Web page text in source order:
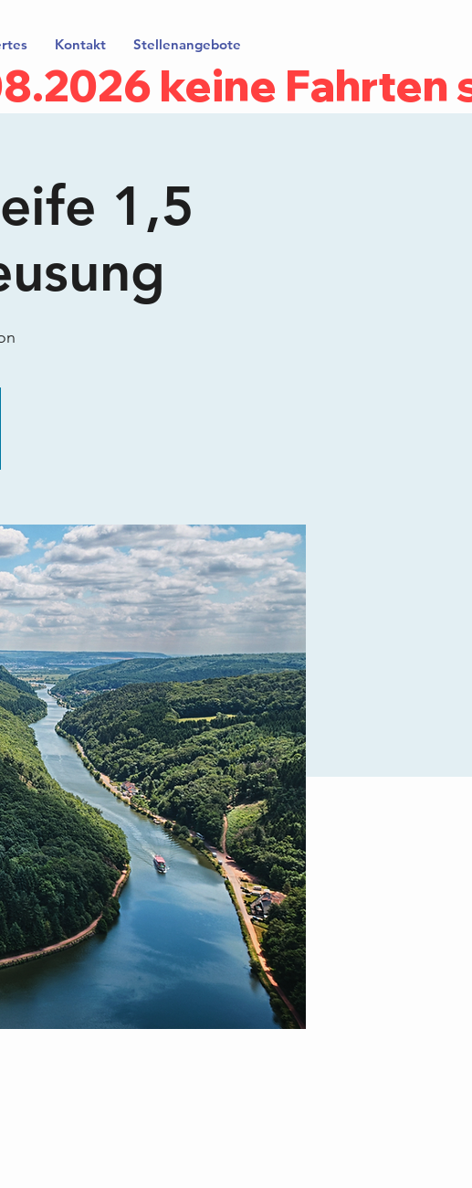
Kontakt Stellenangebote
keine
1,5